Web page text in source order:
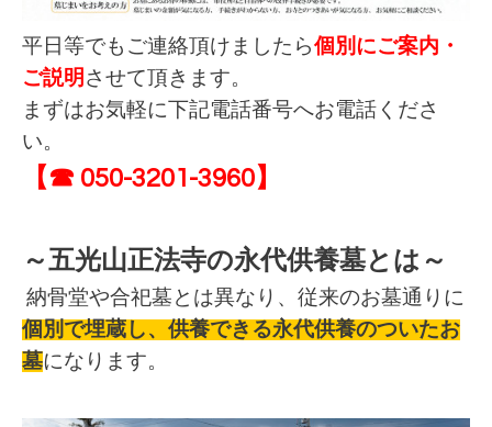
平日等でも ご連絡頂けましたら個別にご案内・
ご説明 させて頂きます。
まずはお気軽に下記電話番号へお電話くださ
い。
【☎ 050-3201-3960】
～五光山正法寺の永代供養墓とは～
納骨堂や合祀墓とは異なり、従来のお墓通りに
個別で埋蔵し、供養できる永代供養のついたお
墓になります。